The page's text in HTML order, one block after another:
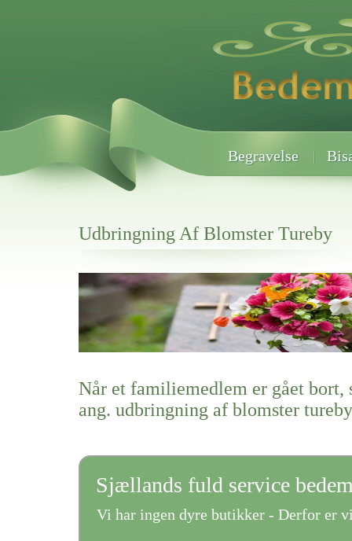
Begravelse
Udbringning Af Blomster Tureby
Her hos os får du altid en god afslutning når det gælder
Udbringning Af Blomster Tureby
vi hjælper i alle faser af begravelsel
Når et familiemedlem er gået bort,
ang. udbringning af blomster tureby
Sjællands fuld service
Vi har ingen dyre butikker - Derfor er